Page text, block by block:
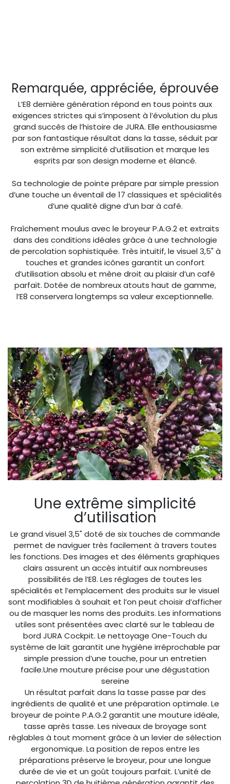
Remarquée, appréciée, éprouvée
L’E8 dernière génération répond en tous points aux
exigences strictes qui s’imposent à l’évolution du plus
grand succès de l’histoire de JURA. Elle enthousiasme
par son fantastique résultat dans la tasse, séduit par
son extrême simplicité d’utilisation et marque les
esprits par son design moderne et élancé.
Sa technologie de pointe prépare par simple pression
d’une touche un éventail de 17 classiques et spécialités
d’une qualité digne d’un bar à café.
Fraîchement moulus avec le broyeur P.A.G.2 et extraits
dans des conditions idéales grâce à une technologie
de percolation sophistiquée. Très intuitif, le visuel 3,5" à
touches et grandes icônes garantit un confort
d’utilisation absolu et mène droit au plaisir d’un café
parfait. Dotée de nombreux atouts haut de gamme,
l’E8 conservera longtemps sa valeur exceptionnelle.
Une extrême simplicité
d’utilisation
Le grand visuel 3,5" doté de six touches de commande
permet de naviguer très facilement à travers toutes
les fonctions. Des images et des éléments graphiques
clairs assurent un accès intuitif aux nombreuses
possibilités de l’E8. Les réglages de toutes les
spécialités et l’emplacement des produits sur le visuel
sont modifiables à souhait et l’on peut choisir d’afficher
ou de masquer les noms des produits. Les informations
utiles sont présentées avec clarté sur le tableau de
bord JURA Cockpit. Le nettoyage One-Touch du
système de lait garantit une hygiène irréprochable par
simple pression d’une touche, pour un entretien
facile.Une mouture précise pour une dégustation
sereine
Un résultat parfait dans la tasse passe par des
ingrédients de qualité et une préparation optimale. Le
broyeur de pointe P.A.G.2 garantit une mouture idéale,
tasse après tasse. Les niveaux de broyage sont
réglables à tout moment grâce à un levier de sélection
ergonomique. La position de repos entre les
préparations préserve le broyeur, pour une longue
durée de vie et un goût toujours parfait. L’unité de